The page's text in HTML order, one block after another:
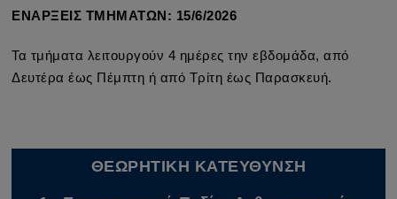
ΕΝΑΡΞΕΙΣ ΤΜΗΜΑΤΩΝ: 15/6/2026
Τα τμήματα λειτουργούν 4 ημέρες την εβδομάδα, από
Δευτέρα έως Πέμπτη ή από Τρίτη έως Παρασκευή.
ΘΕΩΡΗΤΙΚΗ ΚΑΤΕΥΘΥΝΣΗ